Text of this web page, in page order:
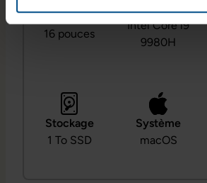
Écran
16 pouces
Processeur
Intel Core i9
9980H
Stockage
1 To SSD
Système
macOS